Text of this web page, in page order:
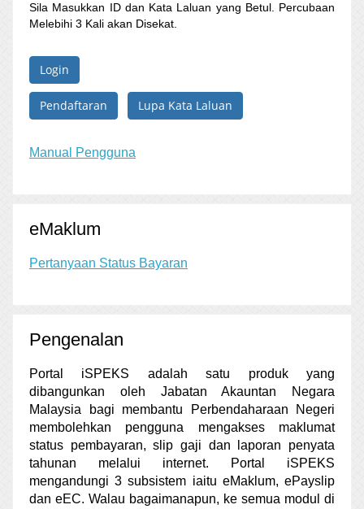
Sila Masukkan ID dan Kata Laluan yang Betul. Percubaan
Melebihi 3 Kali akan Disekat.
Manual Pengguna
eMaklum
Pertanyaan Status Bayaran
Pengenalan
Portal iSPEKS adalah satu produk yang
dibangunkan oleh Jabatan Akauntan Negara
Malaysia bagi membantu Perbendaharaan Negeri
membolehkan pengguna mengakses maklumat
status pembayaran, slip gaji dan laporan penyata
tahunan melalui internet. Portal iSPEKS
mengandungi 3 subsistem iaitu eMaklum, ePayslip
dan eEC. Walau bagaimanapun, ke semua modul di